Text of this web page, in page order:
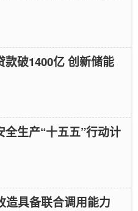
破1400亿 创新储能
生产“十五五”行动计
造具备联合调用能力